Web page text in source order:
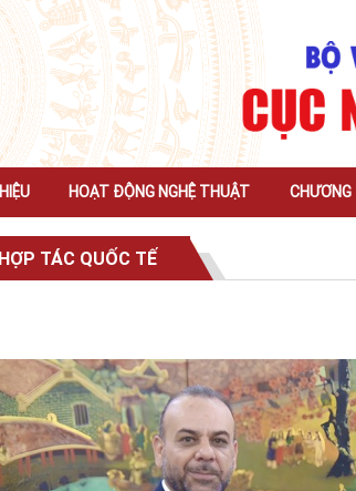
HOẠT ĐỘNG NGHỆ THUẬT
TÁC QUỐC TẾ